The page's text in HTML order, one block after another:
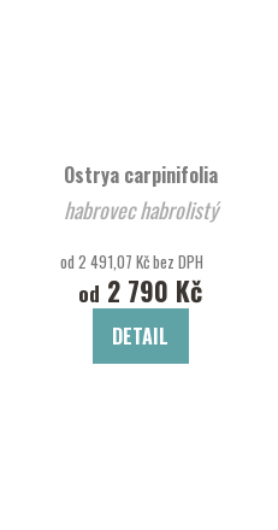
Ostrya carpinifolia
habrovec habrolistý
od 2 491,07 Kč bez DPH
od 2 790 Kč
DETAIL